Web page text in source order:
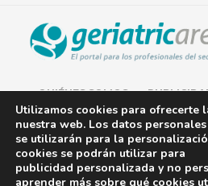
QUIÉNES SOMOS
AVISO LEGAL
POLÍTICA DE COOKIES
Utilizamos cookies para ofrecerte
nuestra web. Los datos personales
se utilizarán para la
cookies se podrán utilizar para
publicidad personalizada y no
aprender más sobre qué cookies